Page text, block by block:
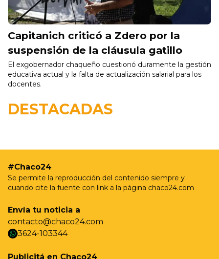
Capitanich criticó a Zdero por la
suspensión de la cláusula gatillo
El exgobernador chaqueño cuestionó duramente la gestión
educativa actual y la falta de actualización salarial para los
docentes.
DESTACADAS
19/05 - 9:37hs
castración gratuita para perros y gatos en Villa
Prosperidad
#Chaco24
Se permite la reproducción del contenido siempre y
cuando cite la fuente con link a la página chaco24.com
Envía tu noticia a
contacto@chaco24.com
whatsapp
3624-103344
Publicitá en Chaco24